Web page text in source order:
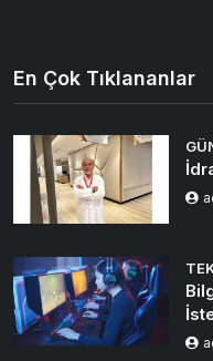
En Çok Tıklananlar